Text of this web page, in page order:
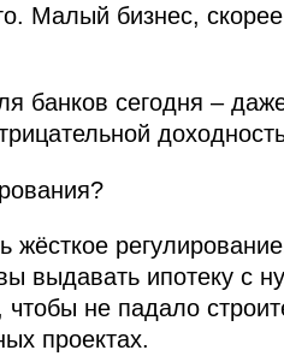
Малый бизнес,
банков сегодня –
жёсткое
выдавать ипотеку с
не падало
проектах.